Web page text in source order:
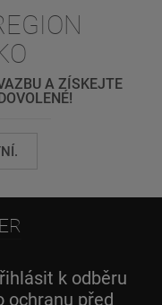
A ZÍSKEJTE
k odběru
ochranu před